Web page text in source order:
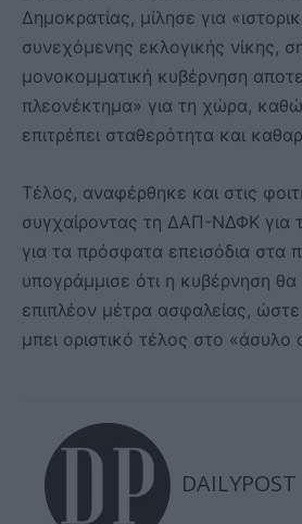
Δημοκρατίας, μίλησε για
συνεχόμενης εκλογικής νίκης,
μονοκομματική κυβέρνηση
πλεονέκτημα» για τη χώρα,
επιτρέπει σταθερότητα και
Τέλος, αναφέρθηκε και στις
συγχαίροντας τη ΔΑΠ-ΝΔΦΚ για
για τα πρόσφατα επεισόδια στα
υπογράμμισε ότι η κυβέρνηση
επιπλέον μέτρα ασφαλείας,
μπει οριστικό τέλος στο «άσυλο
DAILYPOST